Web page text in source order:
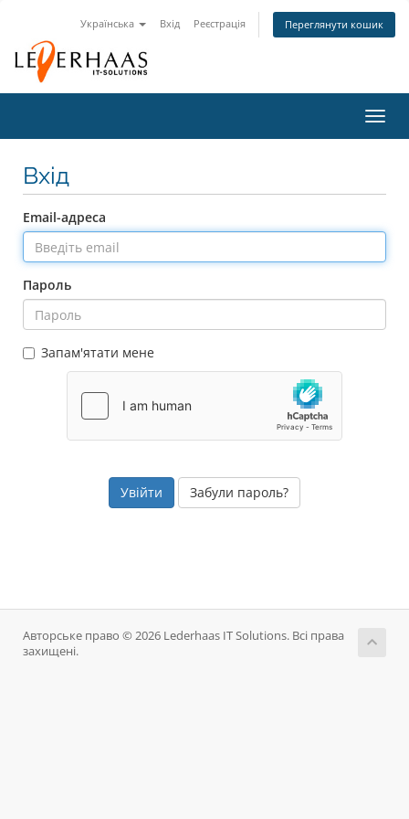
Українська Вхід Реєстрація Переглянути кошик
Вхід
Email-адреса
Пароль
Запам'ятати мене
Забули пароль?
Авторське право © 2026 Lederhaas IT Solutions. Всі права
захищені.